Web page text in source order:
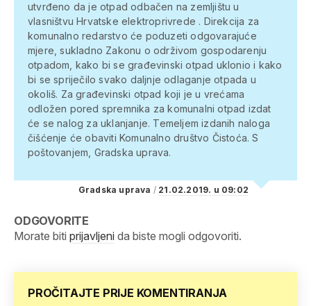
utvrđeno da je otpad odbačen na zemljištu u
vlasništvu Hrvatske elektroprivrede . Direkcija za
komunalno redarstvo će poduzeti odgovarajuće
mjere, sukladno Zakonu o održivom gospodarenju
otpadom, kako bi se građevinski otpad uklonio i kako
bi se spriječilo svako daljnje odlaganje otpada u
okoliš. Za građevinski otpad koji je u vrećama
odložen pored spremnika za komunalni otpad izdat
će se nalog za uklanjanje. Temeljem izdanih naloga
čišćenje će obaviti Komunalno društvo Čistoća. S
poštovanjem, Gradska uprava.
Gradska uprava / 21.02.2019. u 09:02
ODGOVORITE
Morate biti prijavljeni da biste mogli odgovoriti.
PROČITAJTE PRIJE KOMENTIRANJA